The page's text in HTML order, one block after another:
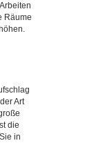
Räume
Art
die
in